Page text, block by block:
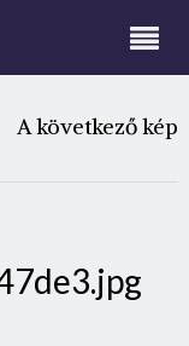
A következő kép